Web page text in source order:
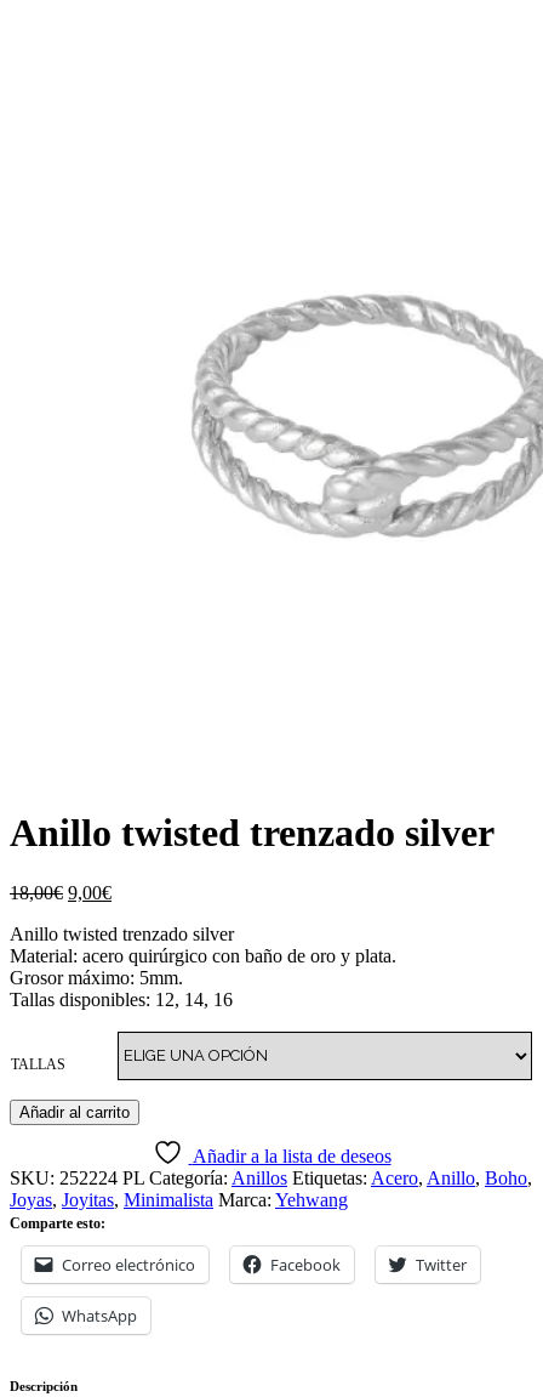
Anillo twisted trenzado silver
18,00€ El
original
era:
18,00€.
9,00€El
actual
es:
9,00€.
Anillo twisted trenzado silver
Material: acero quirúrgico con baño de oro y plata.
Grosor máximo: 5mm.
Tallas disponibles: 12, 14, 16
TALLAS
Añadir al carrito
Añadir a la lista de deseos
SKU: 252224 PL Categoría: Anillos Etiquetas: Acero, Anillo, Boho,
Joyas, Joyitas, Minimalista Marca: Yehwang
Comparte esto:
Correo electrónico Facebook Twitter
WhatsApp
Descripción